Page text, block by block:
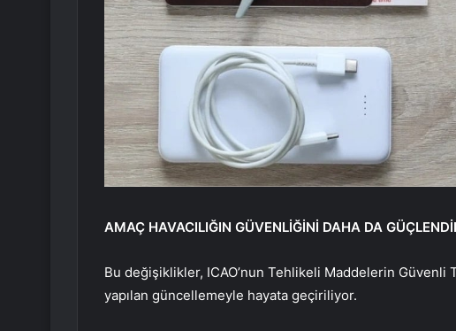
AMAÇ HAVACILIĞIN GÜVENLİĞİNİ DAHA DA
Bu değişiklikler, ICAO’nun Tehlikeli Maddelerin Güvenli
yapılan güncellemeyle hayata geçiriliyor.